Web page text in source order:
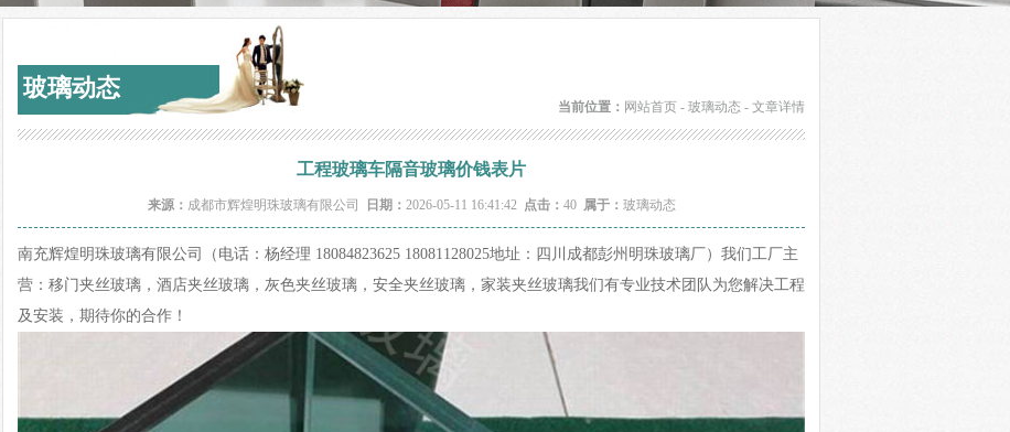
当前位置： 网站首页 - 玻璃动态 - 文章详情
玻璃动态
工程玻璃车隔音玻璃价钱表片
来源： 成都市辉煌明珠玻璃有限公司 日期： 2026-05-11 16:41:42 点击： 40 属于： 玻璃动态
南充辉煌明珠玻璃有限公司（电话：杨经理 18084823625 18081128025地址：四川成都彭州明珠玻璃厂）我们工厂主
营：移门夹丝玻璃，酒店夹丝玻璃，灰色夹丝玻璃，安全夹丝玻璃，家装夹丝玻璃我们有专业技术团队为您解决工程
及安装，期待你的合作！